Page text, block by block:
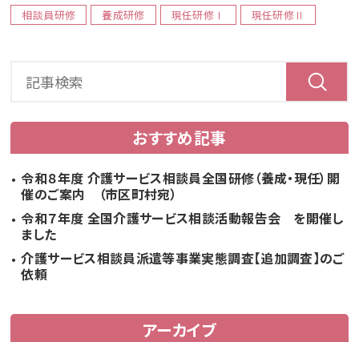
相談員研修 養成研修 現任研修Ⅰ 現任研修Ⅱ
おすすめ記事
令和８年度 介護サービス相談員全国研修（養成・現任）開
催のご案内 （市区町村宛）
令和７年度 全国介護サービス相談活動報告会 を開催し
ました
介護サービス相談員派遣等事業実態調査【追加調査】のご
依頼
アーカイブ